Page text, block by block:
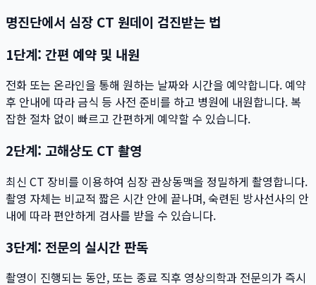
명진단에서 심장 CT 원데이 검진받는 법
1단계: 간편 예약 및 내원
전화 또는 온라인을 통해 원하는 날짜와 시간을 예약합니다. 예약
후 안내에 따라 금식 등 사전 준비를 하고 병원에 내원합니다. 복
잡한 절차 없이 빠르고 간편하게 예약할 수 있습니다.
2단계: 고해상도 CT 촬영
최신 CT 장비를 이용하여 심장 관상동맥을 정밀하게 촬영합니다.
촬영 자체는 비교적 짧은 시간 안에 끝나며, 숙련된 방사선사의 안
내에 따라 편안하게 검사를 받을 수 있습니다.
3단계: 전문의 실시간 판독
촬영이 진행되는 동안, 또는 종료 직후 영상의학과 전문의가 즉시